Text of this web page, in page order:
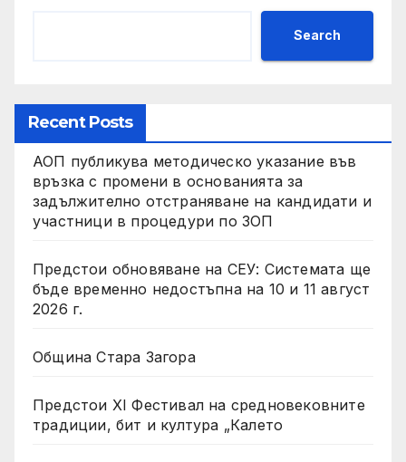
Search
Recent Posts
АОП публикува методическо указание във
връзка с промени в основанията за
задължително отстраняване на кандидати и
участници в процедури по ЗОП
Предстои обновяване на СЕУ: Системата ще
бъде временно недостъпна на 10 и 11 август
2026 г.
Община Стара Загора
Предстои XI Фестивал на средновековните
традиции, бит и култура „Калето